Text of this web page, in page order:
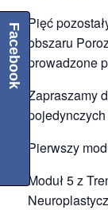
Pięć
obszaru
prowadzone
Zapraszamy
Pierwszy
Moduł 5 z
Facebook